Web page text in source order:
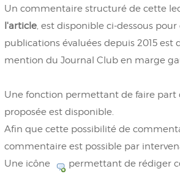
Un commentaire structuré de cette
l'article , est disponible ci-dessous
publications évaluées depuis 2015
mention du Journal Club en marge
Une fonction permettant de faire part
proposée est disponible.
Afin que cette possibilité de
commentaire est possible par
Une icône
permettant de rédiger